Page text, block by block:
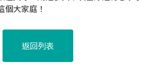
大家庭！
返回列表